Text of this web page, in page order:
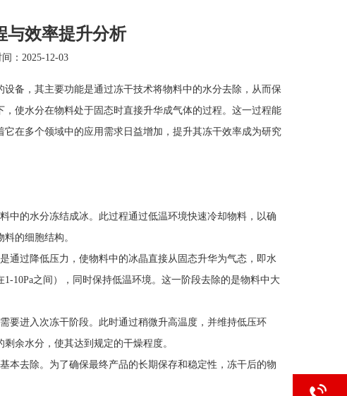
与效率提升分析
：2025-12-03
，其主要功能是通过冻干技术将物料中的水分去除，从而保
使水分在物料处于固态时直接升华成气体的过程。这一过程能
在多个领域中的应用需求日益增加，提升其冻干效率成为研究
的水分冻结成冰。此过程通过低温环境快速冷却物料，以确
的细胞结构。
过降低压力，使物料中的冰晶直接从固态升华为气态，即水
10Pa之间），同时保持低温环境。这一阶段去除的是物料中大
进入次冻干阶段。此时通过稍微升高温度，并维持低压环
余水分，使其达到规定的干燥程度。
去除。为了确保最终产品的长期保存和稳定性，冻干后的物